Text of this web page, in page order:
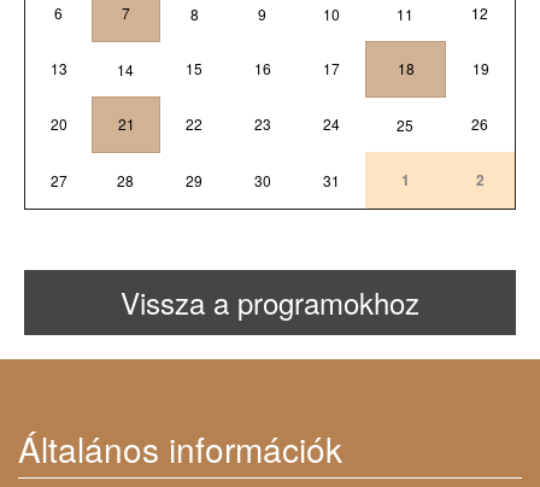
6 7 8 9 10 11 12
13 14 15 16 17 18 19
20 21 22 23 24 25 26
27 28 29 30 31 1 2
Vissza a programokhoz
Általános információk